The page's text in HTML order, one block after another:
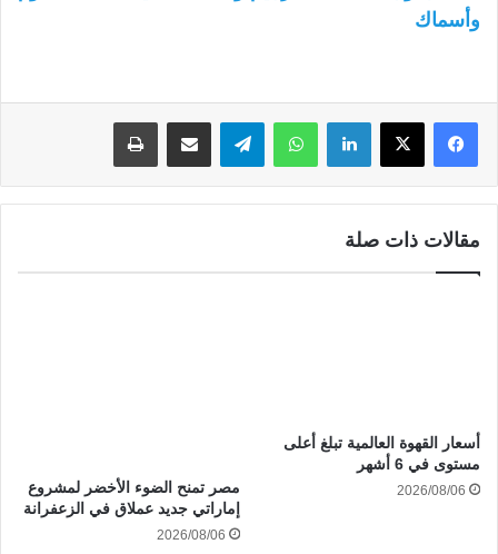
وأسماك
لينكدإن واتساب
مقالات ذات صلة
أسعار القهوة العالمية تبلغ أعلى
مستوى في 6 أشهر
2026/08/06
مصر تمنح الضوء الأخضر لمشروع
إماراتي جديد عملاق في الزعفرانة
2026/08/06